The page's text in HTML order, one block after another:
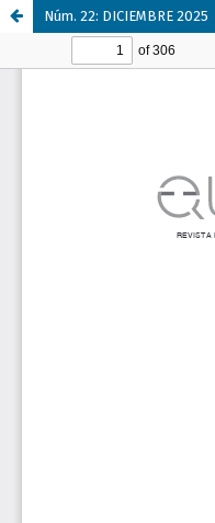
Núm. 22: DICIEMBRE 2025